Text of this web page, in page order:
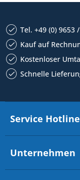
Tel. +49 (0) 9653
Kauf auf
Kostenloser
Schnelle
Service Hotline
Unternehmen